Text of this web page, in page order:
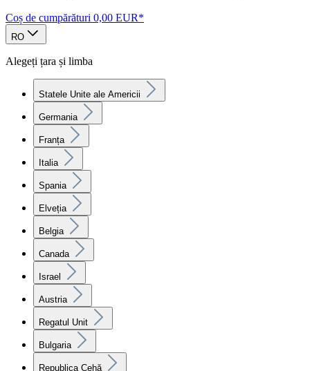
Coș de cumpărături 0,00 EUR*
RO
Alegeți țara și limba
Statele Unite ale Americii
Germania
Franța
Italia
Spania
Elveția
Belgia
Canada
Israel
Austria
Regatul Unit
Bulgaria
Republica Cehă